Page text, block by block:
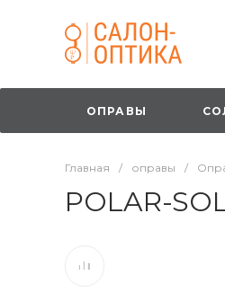
ОПРАВЫ
Главная / оправы /
POLAR-